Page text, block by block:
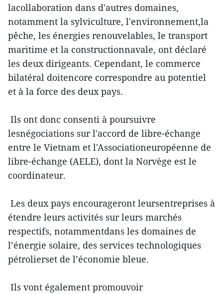
lacollaboration dans d'autres domaines,
notamment la sylviculture, l'environnement,la
pêche, les énergies renouvelables, le transport
maritime et la constructionnavale, ont déclaré
les deux dirigeants. Cependant, le commerce
bilatéral doitencore correspondre au potentiel
et à la force des deux pays.
Ils ont donc consenti à poursuivre
lesnégociations sur l'accord de libre-échange
entre le Vietnam et l'Associationeuropéenne de
libre-échange (AELE), dont la Norvège est le
coordinateur.
Les deux pays encourageront leursentreprises à
étendre leurs activités sur leurs marchés
respectifs, notammentdans les domaines de
l’énergie solaire, des services technologiques
pétrolierset de l’économie bleue.
Ils vont également promouvoir